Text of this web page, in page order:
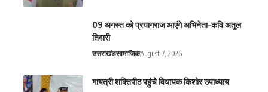
09 अगस्त को प्रयागराज आएंगे अभिनेता-कवि अतुल
तिवारी
उत्तराखंडसामाजिकAugust 7, 2026
गायत्री शक्तिपीठ पहुंचे विधायक किशोर उपाध्याय